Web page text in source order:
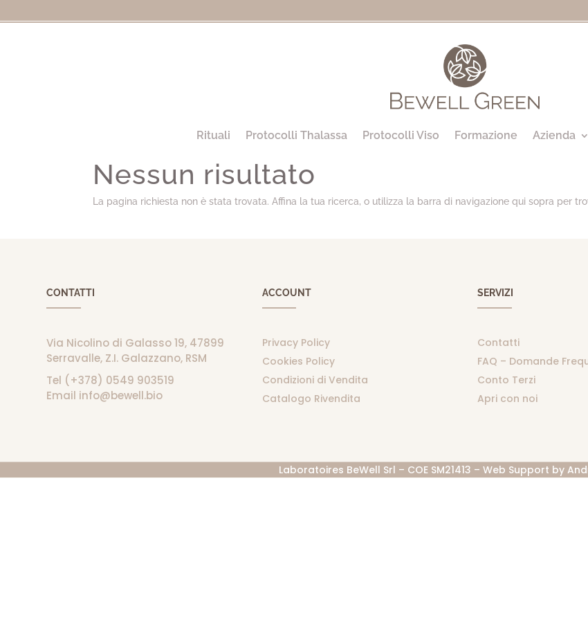
Rituali Protocolli Thalassa Protocolli Viso Formazione Azienda
Nessun risultato
La pagina richiesta non è stata trovata. Affina la tua ricerca, o utilizza la barra di navigazione qui sopra per
CONTATTI
Via Nicolino di Galasso 19, 47899
Serravalle, Z.I. Galazzano, RSM
Tel (+378) 0549 903519
Email info@bewell.bio
ACCOUNT
Privacy Policy
Cookies Policy
Condizioni di Vendita
Catalogo Rivendita
SERVIZI
Contatti
FAQ – Domande
Conto Terzi
Apri con noi
Laboratoires BeWell Srl – COE SM21413 – Web Support by